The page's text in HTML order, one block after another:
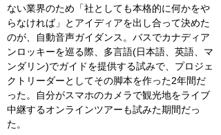
ない業界のため「社としても本格的に何かをや
らなければ」とアイディアを出し合って決めた
のが、自動音声ガイダンス。バスでカナディア
ンロッキーを巡る際、多言語(日本語、英語、マ
ンダリン)でガイドを提供する試みで、プロジェ
クトリーダーとしてその脚本を作った2年間だ
った。自分がスマホのカメラで観光地をライブ
中継するオンラインツアーも試みた期間だっ
た。